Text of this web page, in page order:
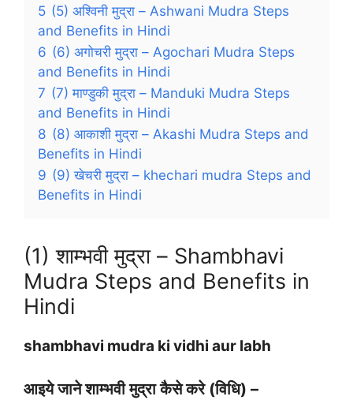
5 (5) अश्विनी मुद्रा – Ashwani Mudra Steps
and Benefits in Hindi
6 (6) अगोचरी मुद्रा – Agochari Mudra Steps
and Benefits in Hindi
7 (7) माण्डुकी मुद्रा – Manduki Mudra Steps
and Benefits in Hindi
8 (8) आकाशी मुद्रा – Akashi Mudra Steps and
Benefits in Hindi
9 (9) खेचरी मुद्रा – khechari mudra Steps and
Benefits in Hindi
(1) शाम्भवी मुद्रा – Shambhavi
Mudra Steps and Benefits in
Hindi
shambhavi mudra ki vidhi aur labh
आइये जाने शाम्भवी मुद्रा कैसे करे (विधि) –